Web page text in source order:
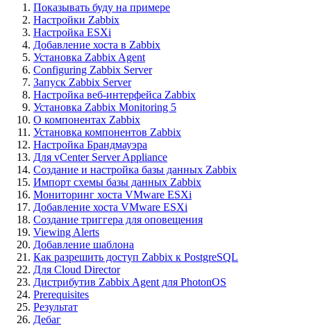
Показывать буду на примере
Настройки Zabbix
Настройка ESXi
Добавление хоста в Zabbix
Установка Zabbix Agent
Configuring Zabbix Server
Запуск Zabbix Server
Настройка веб-интерфейса Zabbix
Установка Zabbix Monitoring 5
О компонентах Zabbix
Установка компонентов Zabbix
Настройка Брандмауэра
Для vCenter Server Appliance
Создание и настройка базы данных Zabbix
Импорт схемы базы данных Zabbix
Мониторинг хоста VMware ESXi
Добавление хоста VMware ESXi
Создание триггера для оповещения
Viewing Alerts
Добавление шаблона
Как разрешить доступ Zabbix к PostgreSQL
Для Cloud Director
Дистрибутив Zabbix Agent для PhotonOS
Prerequisites
Результат
Дебаг